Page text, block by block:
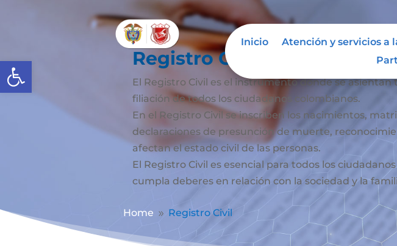
Abrir barra de herramientas
Inicio Atención y servicios a
Registro Civil
El Registro Civil es el instrumento donde se
filiación de todos los ciudadanos colombianos.
En el Registro Civil se inscriben los nacimientos,
declaraciones de presunción de muerte,
afectan el estado civil de las personas.
El Registro Civil es esencial para todos los
cumpla deberes en relación con la sociedad y la
Home 9 Registro Civil